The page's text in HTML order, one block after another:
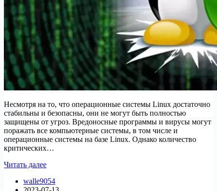
Несмотря на то, что операционные системы Linux достаточно
стабильны и безопасны, они не могут быть полностью
защищены от угроз. Вредоносные программы и вирусы могут
поражать все компьютерные системы, в том числе и
операционные системы на базе Linux. Однако количество
критических…
Читать далее8
бесплатных
walle9054